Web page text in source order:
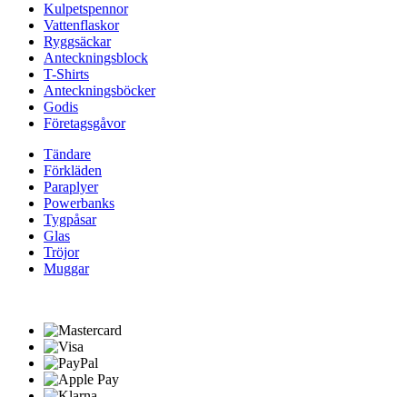
Kulpetspennor
Vattenflaskor
Ryggsäckar
Anteckningsblock
T-Shirts
Anteckningsböcker
Godis
Företagsgåvor
Tändare
Förkläden
Paraplyer
Powerbanks
Tygpåsar
Glas
Tröjor
Muggar